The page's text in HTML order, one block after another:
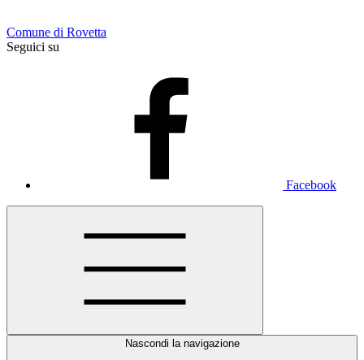
Comune di Rovetta
Seguici su
Facebook
Nascondi la navigazione